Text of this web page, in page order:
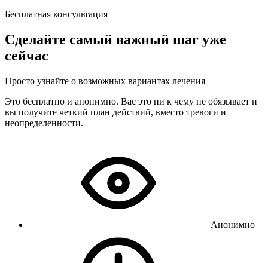
Бесплатная консультация
Сделайте самый важный шаг уже
сейчас
Просто узнайте о возможных вариантах лечения
Это бесплатно и анонимно. Вас это ни к чему не обязывает и
вы получите четкий план действий, вместо тревоги и
неопределенности.
Анонимно